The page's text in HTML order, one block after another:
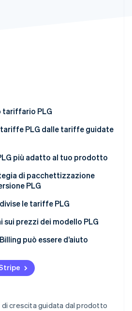
up
2026
tariffario PLG
PLG dalle tariffe guidate
più adatto al tuo prodotto
di pacchettizzazione
PLG
le tariffe PLG
sui prezzi dei modello PLG
può essere d’aiuto
di crescita guidata dal prodotto